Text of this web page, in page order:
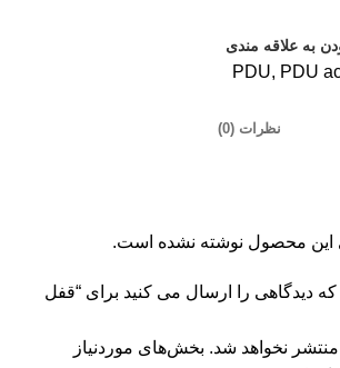
به علاقه مندی
PDU, PDU
نظرات (0)
این محصول نوشته نشده است.
که دیدگاهی را ارسال می کنید برای “قفل
نخواهد شد. بخش‌های موردنیاز